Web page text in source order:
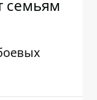
семьям